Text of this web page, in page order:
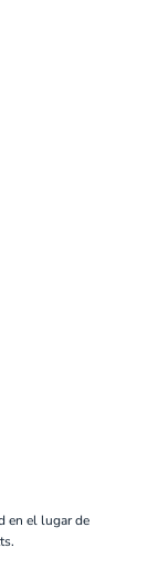
en el lugar de